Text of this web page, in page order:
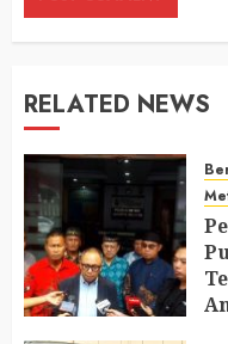
RELATED NEWS